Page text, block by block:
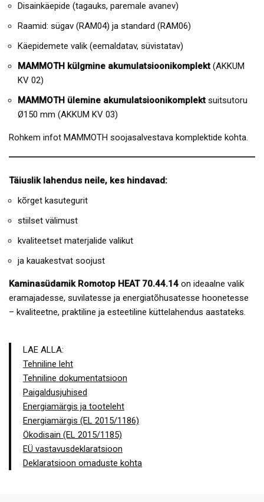
Disainkäepide (tagauks, paremale avanev)
Raamid: sügav (RAM04) ja standard (RAM06)
Käepidemete valik (eemaldatav, süvistatav)
MAMMOTH külgmine akumulatsioonikomplekt (AKKUM
KV 02)
MAMMOTH ülemine akumulatsioonikomplekt suitsutoru
Ø150 mm (AKKUM KV 03)
Rohkem infot MAMMOTH soojasalvestava komplektide kohta.
Täiuslik lahendus neile, kes hindavad:
kõrget kasutegurit
stiilset välimust
kvaliteetset materjalide valikut
ja kauakestvat soojust
Kaminasüdamik Romotop HEAT 70.44.14 on ideaalne valik
eramajadesse, suvilatesse ja energiatõhusatesse hoonetesse
– kvaliteetne, praktiline ja esteetiline küttelahendus aastateks.
LAE ALLA:
Tehniline leht
Tehniline dokumentatsioon
Paigaldusjuhised
Energiamärgis ja tooteleht
Energiamärgis (EL 2015/1186)
Ökodisain (EL 2015/1185)
EÜ vastavusdeklaratsioon
Deklaratsioon omaduste kohta